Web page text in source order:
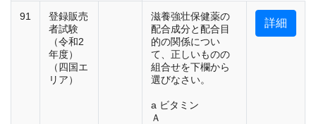
91
登録販売
者試験
（令和2
年度）
（四国エ
リア）
滋養強壮保健薬の
配合成分と配合目
的の関係につい
て、正しいものの
組合せを下欄から
選びなさい。
a ビタミン
Ａ
詳細